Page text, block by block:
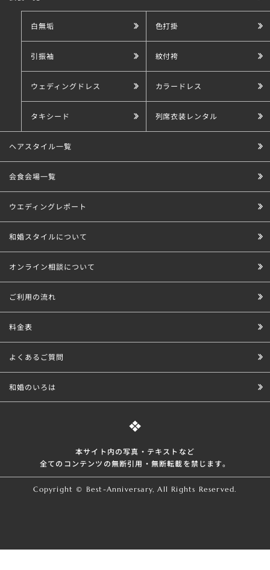
白無垢 色打掛
引振袖 紋付袴
ウェディングドレス カラードレス
タキシード 列席衣装レンタル
ヘアスタイル一覧
会食会場一覧
ウエディングレポート
和婚スタイルについて
オンライン相談について
ご利用の流れ
料金表
よくあるご質問
和婚のいろは
本サイト内の写真・テキストなど
全てのコンテンツの無断引⽤・無断転載を禁じます。
Copyright © Best-Anniversary, All Rights Reserved.